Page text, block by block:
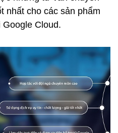
nhất cho các sản phẩm
Cloud.